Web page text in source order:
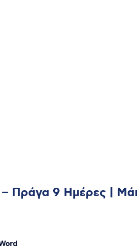
Πράγα 9 Ημέρες |